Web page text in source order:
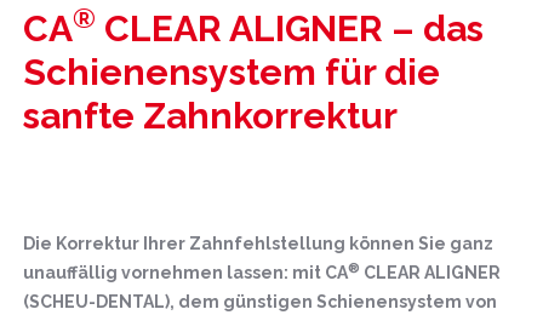
CA® CLEAR ALIGNER – das
Schienensystem für die
sanfte Zahnkorrektur
Die Korrektur Ihrer Zahnfehlstellung können Sie ganz
unauffällig vorneh­men lassen: mit CA® CLEAR ALIGNER
(SCHEU-DENTAL), dem günstigen Schienensystem von